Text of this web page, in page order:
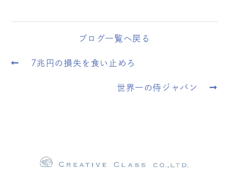
ブログ一覧へ戻る
7兆円の損失を食い止めろ
世界一の侍ジャパン